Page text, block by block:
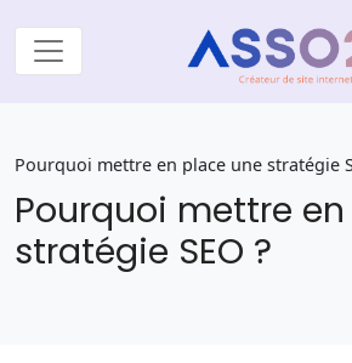
Pourquoi mettre en place une stratégie
Pourquoi mettre
stratégie SEO ?